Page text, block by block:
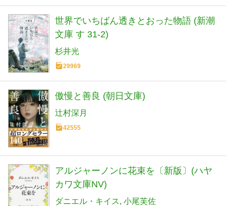
世界でいちばん透きとおった物語 (新潮
文庫 す 31-2)
杉井光
29969
傲慢と善良 (朝日文庫)
辻村深月
42555
アルジャーノンに花束を〔新版〕(ハヤ
カワ文庫NV)
ダニエル・キイス 小尾芙佐